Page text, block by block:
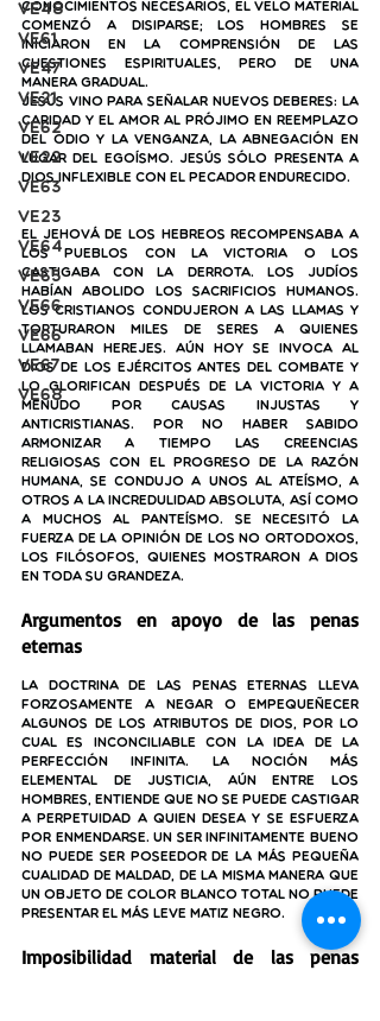
VE48
VE61
VE47
VE21
VE62
VE22
VE63
VE23
VE64
VE65
VE66
ve66
VE67
VE68
conocimientos necesarios, el velo material
comenzó a disiparse; los hombres se
iniciaron en la comprensión de las
cuestiones espirituales, pero de una
manera gradual.
Jesús vino para señalar nuevos deberes: la
caridad y el amor al prójimo en reemplazo
del odio y la venganza, la abnegación en
lugar del egoísmo. Jesús sólo presenta a
Dios inflexible con el pecador endurecido.
El Jehová de los hebreos recompensaba a
los pueblos con la victoria o los
castigaba con la derrota. Los judíos
habían abolido los sacrificios humanos.
Los cristianos condujeron a las llamas y
torturaron miles de seres a quienes
llamaban herejes. Aún hoy se invoca al
Dios de los ejércitos antes del combate y
lo glorifican después de la victoria y a
menudo por causas injustas y
anticristianas. Por no haber sabido
armonizar a tiempo las creencias
religiosas con el progreso de la razón
humana, se condujo a unos al ateísmo, a
otros a la incredulidad absoluta, así como
a muchos al panteísmo. Se necesitó la
fuerza de la opinión de los no ortodoxos,
los filósofos, quienes mostraron a Dios
en toda su grandeza.
Argumentos en apoyo de las penas
eternas
La doctrina de las penas eternas lleva
forzosamente a negar o empequeñecer
algunos de los atributos de Dios, por lo
cual es inconciliable con la idea de la
perfección infinita. La noción más
elemental de justicia, aún entre los
hombres, entiende que no se puede castigar
a perpetuidad a quien desea y se esfuerza
por enmendarse. Un ser infinitamente bueno
no puede ser poseedor de la más pequeña
cualidad de maldad, de la misma manera que
un objeto de color blanco total no puede
presentar el más leve matiz negro.
Imposibilidad material de las penas